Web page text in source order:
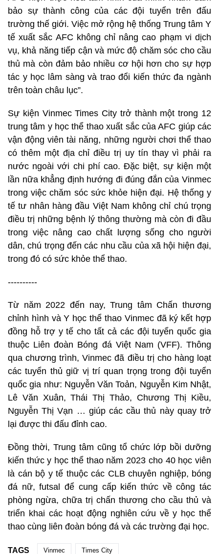
bảo sự thành công của các đội tuyển trên đấu
trường thế giới. Việc mở rộng hệ thống Trung tâm Y
tế xuất sắc AFC không chỉ nâng cao phạm vi dịch
vụ, khả năng tiếp cận và mức độ chăm sóc cho cầu
thủ mà còn đảm bảo nhiều cơ hội hơn cho sự hợp
tác y học lâm sàng và trao đổi kiến thức đa ngành
trên toàn châu lục”.
Sự kiện Vinmec Times City trở thành một trong 12
trung tâm y học thể thao xuất sắc của AFC giúp các
vận động viên tài năng, những người chơi thể thao
có thêm một địa chỉ điều trị uy tín thay vì phải ra
nước ngoài với chi phí cao. Đặc biệt, sự kiện một
lần nữa khẳng định hướng đi đúng đắn của Vinmec
trong việc chăm sóc sức khỏe hiện đại. Hệ thống y
tế tư nhân hàng đầu Việt Nam không chỉ chú trọng
điều trị những bệnh lý thông thường mà còn đi đầu
trong việc nâng cao chất lượng sống cho người
dân, chú trọng đến các nhu cầu của xã hội hiện đại,
trong đó có sức khỏe thể thao.
----------
Từ năm 2022 đến nay, Trung tâm Chấn thương
chỉnh hình và Y học thể thao Vinmec đã ký kết hợp
đồng hỗ trợ y tế cho tất cả các đội tuyển quốc gia
thuộc Liên đoàn Bóng đá Việt Nam (VFF). Thông
qua chương trình, Vinmec đã điều trị cho hàng loạt
các tuyển thủ giữ vị trí quan trọng trong đội tuyển
quốc gia như: Nguyễn Văn Toản, Nguyễn Kim Nhật,
Lê Văn Xuân, Thái Thị Thảo, Chương Thị Kiều,
Nguyễn Thị Vạn … giúp các cầu thủ này quay trở
lại được thi đấu đỉnh cao.
Đồng thời, Trung tâm cũng tổ chức lớp bồi dưỡng
kiến thức y học thể thao năm 2023 cho 40 học viên
là cán bộ y tế thuộc các CLB chuyên nghiệp, bóng
đá nữ, futsal để cung cấp kiến thức về công tác
phòng ngừa, chữa trị chấn thương cho cầu thủ và
triển khai các hoạt động nghiên cứu về y học thể
thao cùng liên đoàn bóng đá và các trường đại học.
TAGS Vinmec Times City